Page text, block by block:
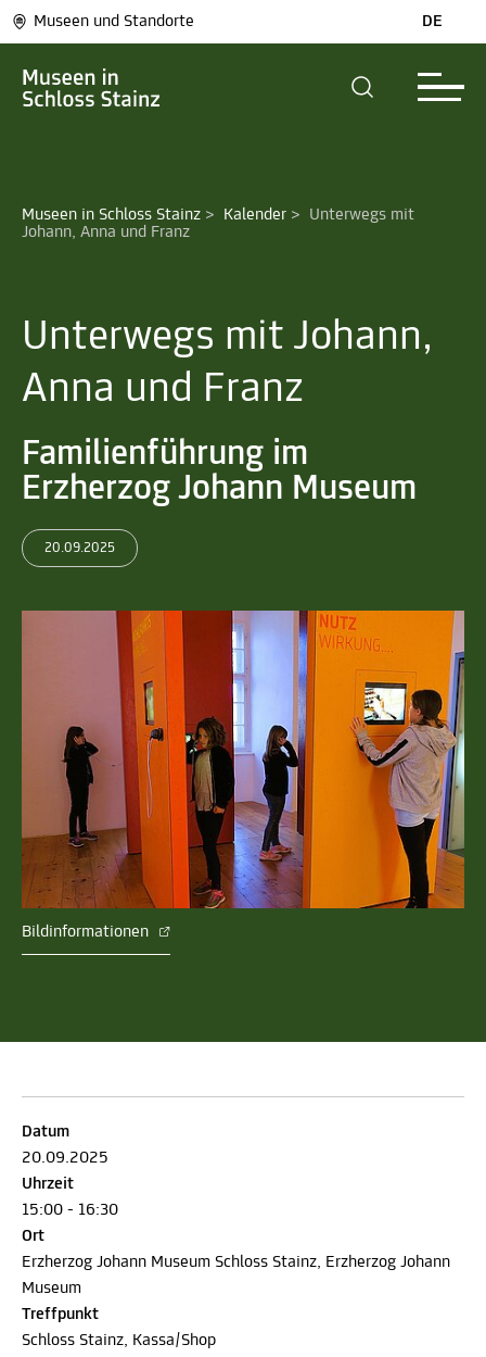
Museen und Standorte DE
Museen in Schloss Stainz > Kalender > Unterwegs mit
Johann, Anna und Franz
Unterwegs mit Johann,
Anna und Franz
Familienführung im
Erzherzog Johann Museum
20.09.2025
Bildinformationen
Datum
20.09.2025
Uhrzeit
15:00 - 16:30
Ort
Erzherzog Johann Museum Schloss Stainz, Erzherzog Johann
Museum
Treffpunkt
Schloss Stainz, Kassa/Shop